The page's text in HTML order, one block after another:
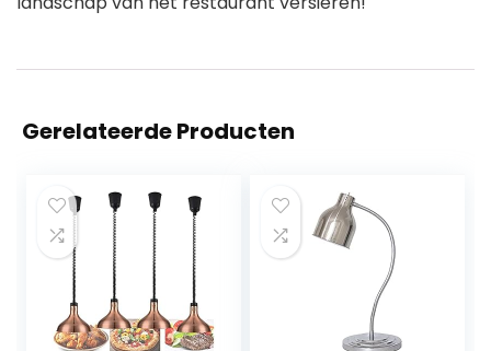
Gerelateerde Producten